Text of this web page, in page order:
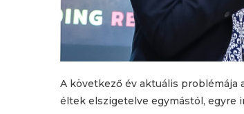
A következő év aktuális problémája
éltek elszigetelve egymástól, egyre